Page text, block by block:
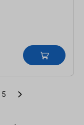
Page
5